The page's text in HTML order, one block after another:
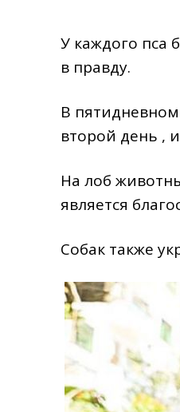
У каждого пса
в правду.
В
второй день ,
На лоб
является
Собак также